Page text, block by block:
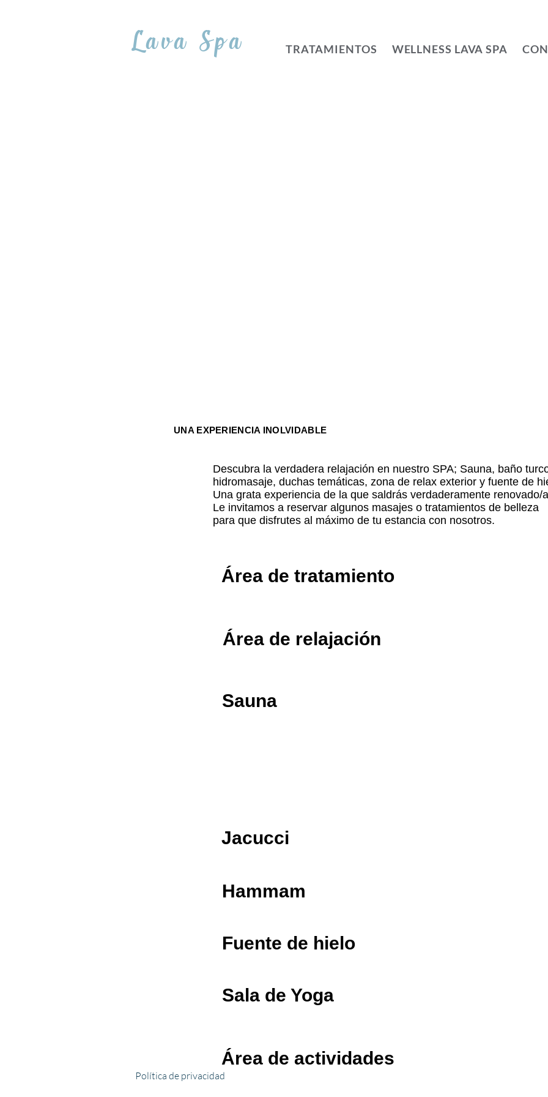
Lava Spa TRATAMIENTOS WELLNESS LAVA SPA
UNA EXPERIENCIA INOLVIDABLE
Descubra la verdadera relajación en nuestro SPA; Sauna, baño
hidromasaje, duchas temáticas, zona de relax exterior y fuente de
Una grata experiencia de la que saldrás verdaderamente renovado/
Le invitamos a reservar algunos masajes o tratamientos de belleza
para que disfrutes al máximo de tu estancia con nosotros.
Área de tratamiento
Área de relajación
Sauna
Jacucci
Hammam
Fuente de hielo
Sala de Yoga
Área de actividades
Política de privacidad